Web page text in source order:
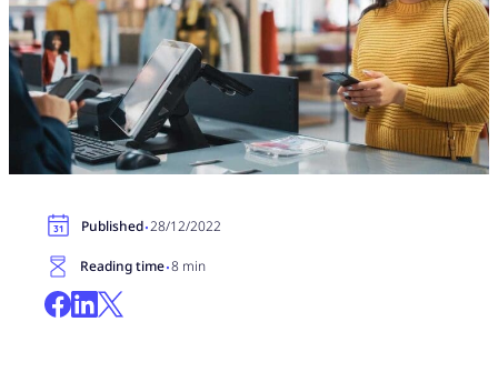
Published·28/12/2022
Reading time·8 min